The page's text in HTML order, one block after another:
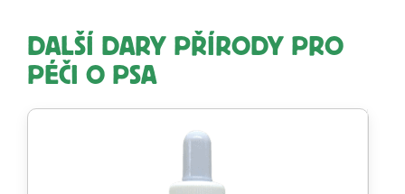
DALŠÍ DARY PŘÍRODY PRO
PÉČI O PSA